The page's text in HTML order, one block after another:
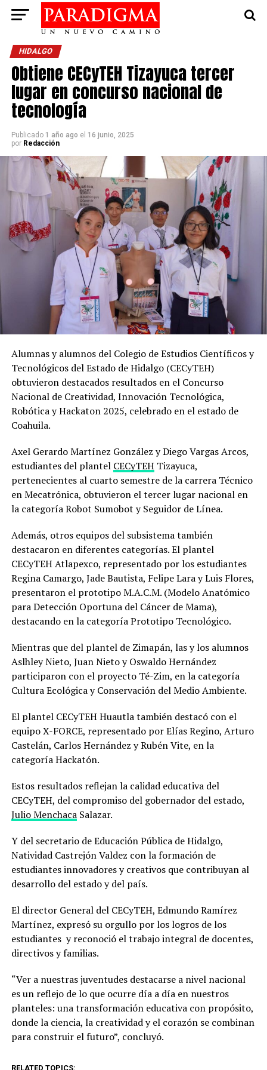
HIDALGO
Obtiene CECyTEH Tizayuca tercer
lugar en concurso nacional de
tecnología
Publicado 1 año ago el 16 junio, 2025
por Redacción
Alumnas y alumnos del Colegio de Estudios Científicos y
Tecnológicos del Estado de Hidalgo (CECyTEH)
obtuvieron destacados resultados en el Concurso
Nacional de Creatividad, Innovación Tecnológica,
Robótica y Hackaton 2025, celebrado en el estado de
Coahuila.
Axel Gerardo Martínez González y Diego Vargas Arcos,
estudiantes del plantel CECyTEHTizayuca,
pertenecientes al cuarto semestre de la carrera Técnico
en Mecatrónica, obtuvieron el tercer lugar nacional en
la categoría Robot Sumobot y Seguidor de Línea.
Además, otros equipos del subsistema también
destacaron en diferentes categorías. El plantel
CECyTEH Atlapexco, representado por los estudiantes
Regina Camargo, Jade Bautista, Felipe Lara y Luis Flores,
presentaron el prototipo M.A.C.M. (Modelo Anatómico
para Detección Oportuna del Cáncer de Mama),
destacando en la categoría Prototipo Tecnológico.
Mientras que del plantel de Zimapán, las y los alumnos
Aslhley Nieto, Juan Nieto y Oswaldo Hernández
participaron con el proyecto Té-Zim, en la categoría
Cultura Ecológica y Conservación del Medio Ambiente.
El plantel CECyTEH Huautla también destacó con el
equipo X-FORCE, representado por Elías Regino, Arturo
Castelán, Carlos Hernández y Rubén Vite, en la
categoría Hackatón.
Estos resultados reflejan la calidad educativa del
CECyTEH, del compromiso del gobernador del estado,
Julio MenchacaSalazar.
Y del secretario de Educación Pública de Hidalgo,
Natividad Castrejón Valdez con la formación de
estudiantes innovadores y creativos que contribuyan al
desarrollo del estado y del país.
El director General del CECyTEH, Edmundo Ramírez
Martínez, expresó su orgullo por los logros de los
estudiantes y reconoció el trabajo integral de docentes,
directivos y familias.
“Ver a nuestras juventudes destacarse a nivel nacional
es un reflejo de lo que ocurre día a día en nuestros
planteles: una transformación educativa con propósito,
donde la ciencia, la creatividad y el corazón se combinan
para construir el futuro”, concluyó.
RELATED TOPICS: